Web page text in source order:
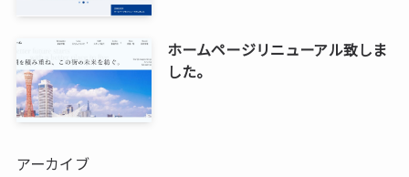
ホームページリニューアル致しま
した。
アーカイブ